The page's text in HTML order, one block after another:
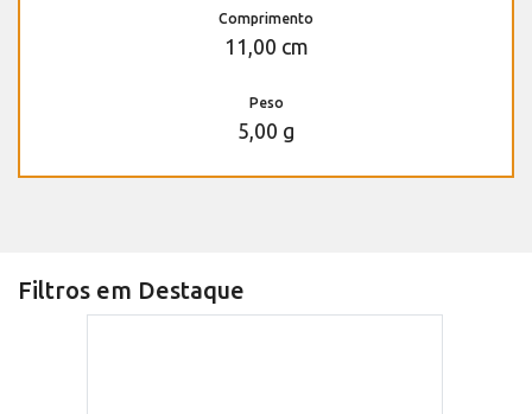
Comprimento
11,00 cm
Peso
5,00 g
Filtros em Destaque